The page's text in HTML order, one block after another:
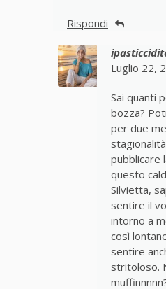
Rispondi
Luglio 22,
Sai quanti
bozza?
per due
pubblicare
questo
Silvietta,
sentire il
intorno a
così
sentire
stritoloso.